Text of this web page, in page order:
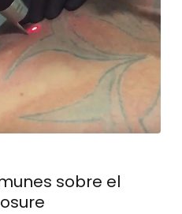
sobre el